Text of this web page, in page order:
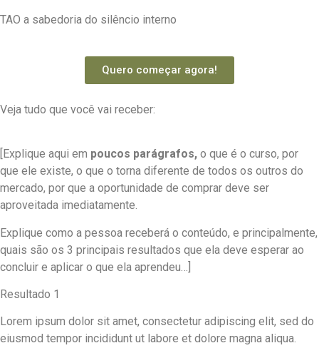
TAO a sabedoria do silêncio interno
Quero começar agora!
Veja tudo que você vai receber:
[Explique aqui em poucos parágrafos, o que é o curso, por
que ele existe, o que o torna diferente de todos os outros do
mercado, por que a oportunidade de comprar deve ser
aproveitada imediatamente.
Explique como a pessoa receberá o conteúdo, e principalmente,
quais são os 3 principais resultados que ela deve esperar ao
concluir e aplicar o que ela aprendeu…]
Resultado 1
Lorem ipsum dolor sit amet, consectetur adipiscing elit, sed do
eiusmod tempor incididunt ut labore et dolore magna aliqua.